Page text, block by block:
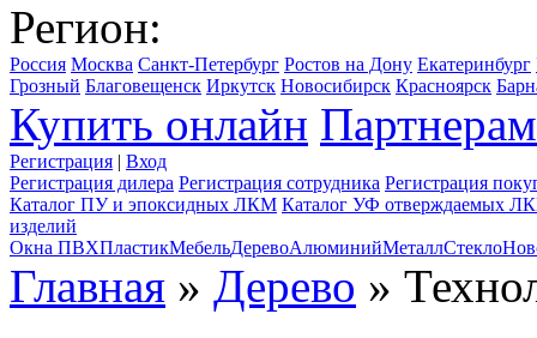
Регион:
Россия Москва Санкт-Петербург Ростов на Дону Екатеринбург
Грозный Благовещенск Иркутск Новосибирск Красноярск
Купить онлайн Партнерам
Регистрация | Вход
Регистрация дилера Регистрация сотрудника Регистрация
Каталог ПУ и эпоксидных ЛКМ Каталог УФ отверждаемых
изделий
Окна ПВХПластикМебельДеревоАлюминийМеталлСтекло
Главная » Дерево »